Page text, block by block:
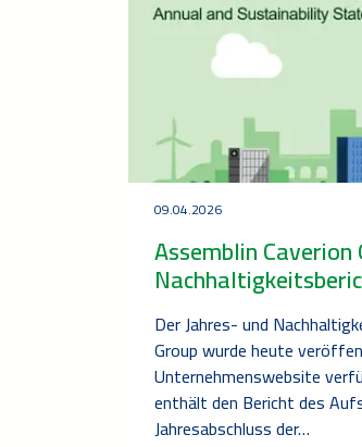
09.04.2026
Assemblin
Der Jahres- und
Group wurde heute
Unternehmenswebsite
enthält den Bericht des
Jahresabschluss der…